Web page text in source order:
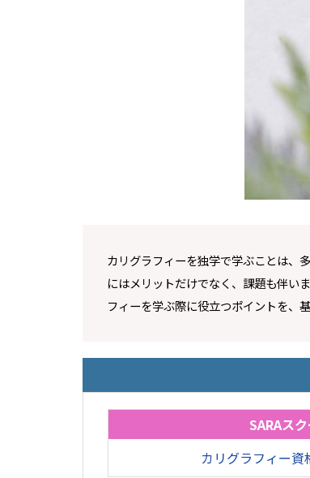
カリグラフィーを独学で学ぶことは、
にはメリットだけでなく、課題も伴い
フィーを学ぶ際に役立つポイントを、
SARAス
カリグラフィー